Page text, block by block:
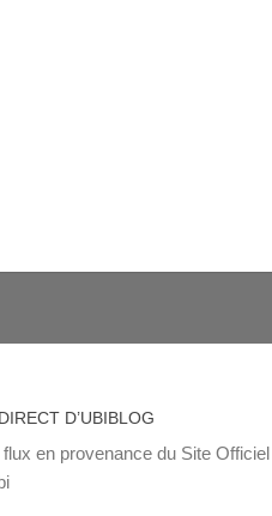
D’UBIBLOG
flux en provenance du Site Officiel